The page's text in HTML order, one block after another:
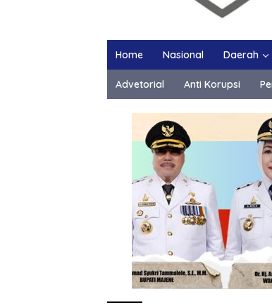
Home Nasional Daerah
Advetorial Anti Korupsi